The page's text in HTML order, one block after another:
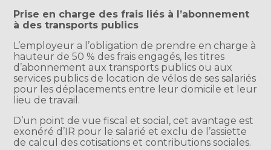
Prise en charge des frais liés à l’abonnement
à des transports publics
L’employeur a l’obligation de prendre en charge à
hauteur de 50 % des frais engagés, les titres
d’abonnement aux transports publics ou aux
services publics de location de vélos de ses salariés
pour les déplacements entre leur domicile et leur
lieu de travail.
D’un point de vue fiscal et social, cet avantage est
exonéré d’IR pour le salarié et exclu de l’assiette
de calcul des cotisations et contributions sociales.